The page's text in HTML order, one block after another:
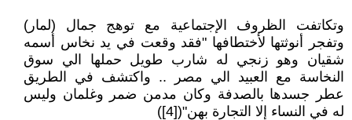
وتكاتفت الظروف الإجتماعية مع توهج جمال (لمار)
وتفجر أنوثتها لأختطافها "فقد وقعت في يد نخاس أسمه
شقيان وهو زنجي له شارب طويل حملها الي سوق
النخاسة مع العبيد الي مصر .. واكتشف في الطريق
عطر جسدها بالصدفة وكان مدمن ضمر وغلمان وليس
له في النساء إلا التجارة بهن"([4])